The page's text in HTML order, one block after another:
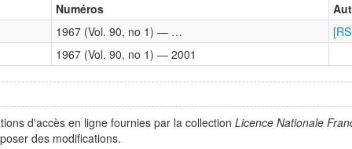
Numéros
1967 (Vol. 90, no 1) — …
1967 (Vol. 90, no 1) — 2001
d'accès en ligne fournies par la collection Licence Nationale
des modifications.